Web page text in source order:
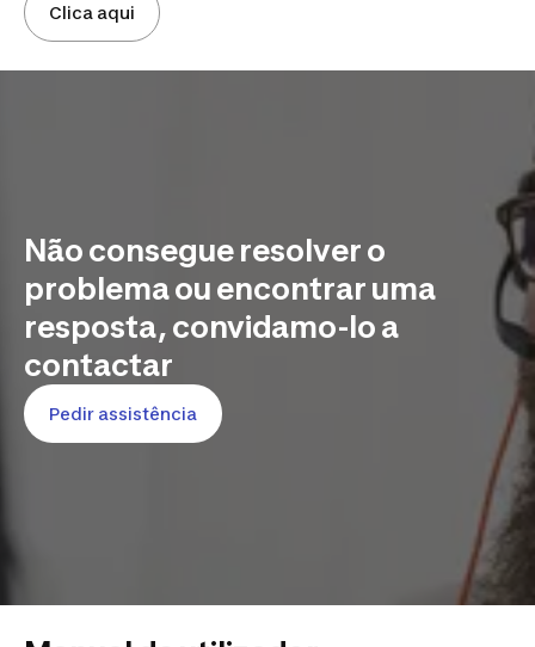
Clica aqui
Não consegue resolver o
problema ou encontrar uma
resposta, convidamo-lo a
contactar
Pedir assistência